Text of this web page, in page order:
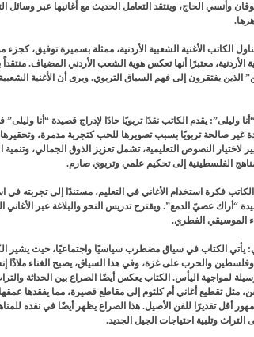
وأنسي الحاج، وينتقد التعامل الحديث مع أغانيها عبر وسائل
الكاتب الأغنية الشعبية الأردنية، ممثلة بسميرة توفيق،
الأردنية، معتبرًا أنها تعكس هوية الشعب الأردني المضياف.
الذين يفتقرون إلى فهم السياق التربوي. ويرى أن الأغنية
وليلى”: يقدم الكاتب نقدًا تربويًا حادًا لإدراج قصيدة “أنا وليلى”
غير صالحة تربويًا بسبب تصويرها للحب كتجربة مدمرة،
لاختيار النصوص التعليمية، تشمل تعزيز الذوق الجمالي، وتنمية
الفلسطينية إلى تحكيم علمي وتربوي صارم.
الكاتب فكرة استخدام الأغاني في التعليم، مستندًا إلى تجربته
“أراك عصيّ الدمع”. ويقترح تدريس النحو والبلاغة عبر الأغاني
الموسيقي الفطري.
يأتي الكتاب في سياق مضطرب سياسيًا واجتماعيًا، حيث يشير
وفلسطين والحرب على غزة، وفي هذا السياق، يصبح الغناء ملاذًا
لمواجهة اليأس. الكتاب يعكس أيضًا الصراع بين الحداثة
مثل تقطيع أغاني أم كلثوم إلى مقاطع قصيرة، مما يفقدها عمقها.
أقل تقديرًا للفن الأصيل. هذا الصراع يظهر أيضًا في نقده
التراث وتلبية احتياجات الجيل الجديد.